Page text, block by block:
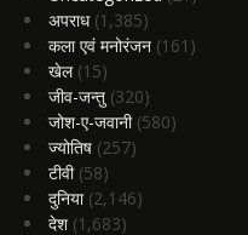
अपराध(1,385)
कला एवं मनोरंजन (161)
खेल(15)
जीव-जन्तु (320)
जोश-ए-जवानी(580)
ज्योतिष (257)
टीवी(58)
दुनिया(2,146)
देश (1,683)